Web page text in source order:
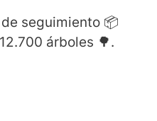
de seguimiento 📦
12.700 árboles 🌳.